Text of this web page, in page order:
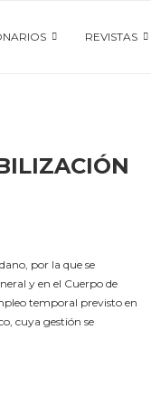
REVISTAS
por la que se
y en el Cuerpo de
temporal previsto en
cuya gestión se